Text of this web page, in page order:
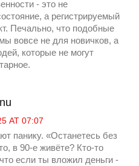
- это не
а регистрируемый
Печально, что подобные
вовсе не для новичков, а
которые не могут
AT 07:07
панику. «Останетесь без
в 90-е живёте? Кто-то
если ты вложил деньги -